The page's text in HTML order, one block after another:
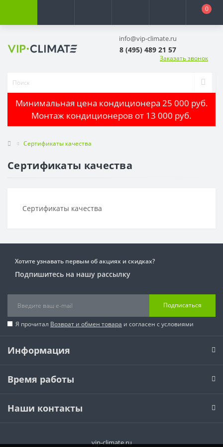
0
info@vip-climate.ru
8 (495) 489 21 57
Заказать звонок
Минимальная цена кондиционера 25 000 руб.
Монтаж кондиционеров от 13 000 руб.
Сертификаты качества
Сертификаты качества
Сертификаты качества
Хотите узнавать первым об акциях и скидках?
Подпишитесь на нашу рассылку
Подписаться
Я прочитал Возврат и обмен товара и согласен с условиями
Информация
Время работы
Наши контакты
vip-climate.ru